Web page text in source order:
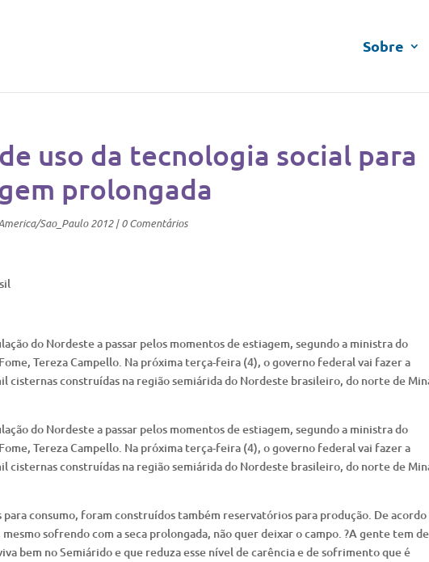
Sobre
uso da tecnologia social para
prolongada
Sao_Paulo 2012|0 Comentários
do Nordeste a passar pelos momentos de estiagem, segundo a ministra do
Tereza Campello. Na próxima terça-feira (4), o governo federal vai fazer a
cisternas construídas na região semiárida do Nordeste brasileiro, do norte de
do Nordeste a passar pelos momentos de estiagem, segundo a ministra do
Tereza Campello. Na próxima terça-feira (4), o governo federal vai fazer a
cisternas construídas na região semiárida do Nordeste brasileiro, do norte de
para consumo, foram construídos também reservatórios para produção. De acordo
sofrendo com a seca prolongada, não quer deixar o campo. ?A gente tem de
bem no Semiárido e que reduza esse nível de carência e de sofrimento que é